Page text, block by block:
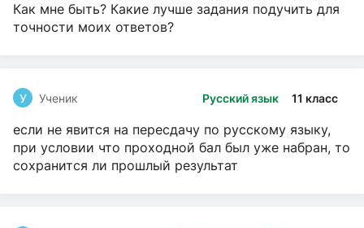
Как мне быть? Какие лучше задания подучить для
точности моих ответов?
Русский язык 11 класс
У Ученик
если не явится на пересдачу по русскому языку,
при условии что проходной бал был уже набран, то
сохранится ли прошлый результат